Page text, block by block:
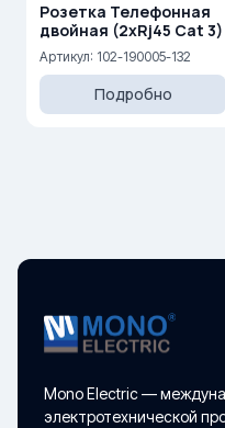
Розетка Телефонная
двойная (2xRj45 Cat 3)
Артикул: 102-190005-132
Подробно
Mono Electric —
электротехнической